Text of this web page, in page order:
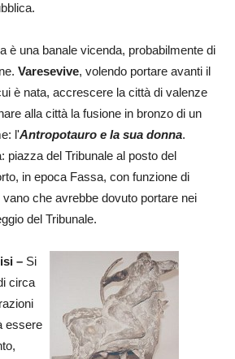
è una banale vicenda, probabilmente di
Varesevive, volendo portare avanti il
è nata, accrescere la città di valenze
alla città la fusione in bronzo di un
l'Antropotauro e la sua donna.
piazza del Tribunale al posto del
in epoca Fassa, con funzione di
che avrebbe dovuto portare nei
del Tribunale.
– Si
circa
essere